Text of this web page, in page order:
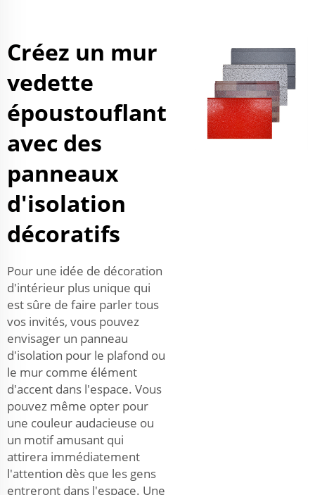
Créez un mur
vedette
époustouflant
avec des
panneaux
d'isolation
décoratifs
Pour une idée de décoration
d'intérieur plus unique qui
est sûre de faire parler tous
vos invités, vous pouvez
envisager un panneau
d'isolation pour le plafond ou
le mur comme élément
d'accent dans l'espace. Vous
pouvez même opter pour
une couleur audacieuse ou
un motif amusant qui
attirera immédiatement
l'attention dès que les gens
entreront dans l'espace. Une